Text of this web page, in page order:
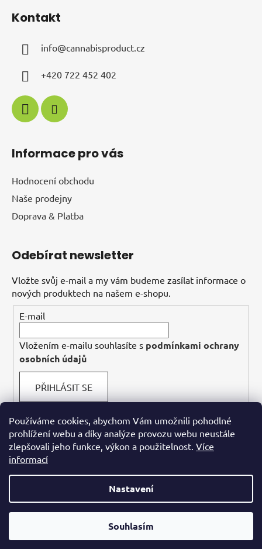
Používáme cookies, abychom Vám umožnili pohodlné
prohlížení webu a díky analýze provozu webu neustále
zlepšovali jeho funkce, výkon a použitelnost. Více
informací
Nastavení
Souhlasím
Vážení návštěvníci, právě probíhá rekonstrukce našeho webu, aby
jsme vám mohli přinést ještě lepší uživatelský zážitek. Omlouváme
Kontakt
info@cannabisproduct.cz
+420 722 452 402
Informace pro vás
Hodnocení obchodu
Naše prodejny
Doprava & Platba
Odebírat newsletter
Vložte svůj e-mail a my vám budeme zasílat informace o
nových produktech na našem e-shopu.
E-mail
Vložením e-mailu souhlasíte s podmínkami ochrany
osobních údajů
PŘIHLÁSIT SE
Facebook
Podmínky ochrany osobních údajů